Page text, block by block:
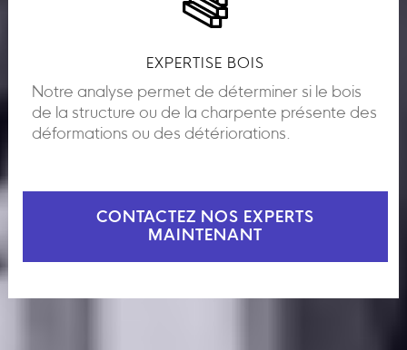
EXPERTISE BOIS
Notre analyse permet de déterminer si le bois
de la structure ou de la charpente présente des
déformations ou des détériorations.
CONTACTEZ NOS EXPERTS
MAINTENANT